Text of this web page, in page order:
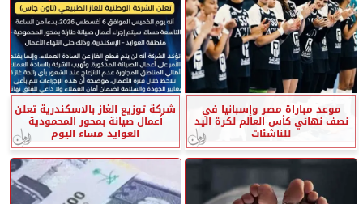
موعد مباراة مصر وإسبانيا في
نصف نهائي كأس العالم لكرة اليد
للناشئات
شركة توزيع الغاز بالاسكندرية تعلن
أعمال صيانة بمحور المحمودية
العوايد مساء اليوم